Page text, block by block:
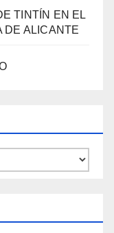
TINTÍN EN EL
DE ALICANTE